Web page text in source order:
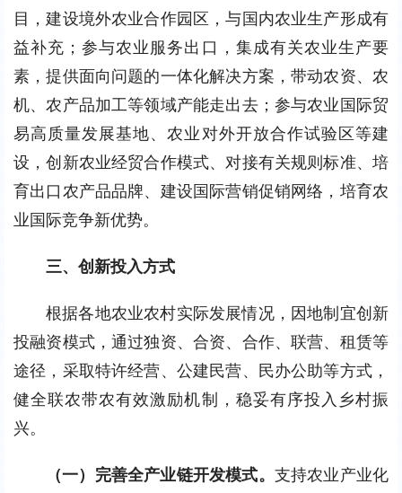
目，建设境外农业合作园区，与国内农业生产形成有
益补充；参与农业服务出口，集成有关农业生产要
素，提供面向问题的一体化解决方案，带动农资、农
机、农产品加工等领域产能走出去；参与农业国际贸
易高质量发展基地、农业对外开放合作试验区等建
设，创新农业经贸合作模式、对接有关规则标准、培
育出口农产品品牌、建设国际营销促销网络，培育农
业国际竞争新优势。
三、创新投入方式
根据各地农业农村实际发展情况，因地制宜创新
投融资模式，通过独资、合资、合作、联营、租赁等
途径，采取特许经营、公建民营、民办公助等方式，
健全联农带农有效激励机制，稳妥有序投入乡村振
兴。
（一）完善全产业链开发模式。 支持农业产业化